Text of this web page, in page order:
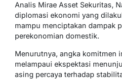
Analis Mirae Asset Sekuritas,
diplomasi ekonomi yang
mampu menciptakan dampak
perekonomian domestik.
Menurutnya, angka komitmen
melampaui ekspektasi
asing percaya terhadap